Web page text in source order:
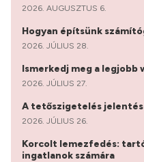
2026. AUGUSZTUS 6.
Hogyan építsünk
2026. JÚLIUS 28.
Ismerkedj meg a legjobb
2026. JÚLIUS 27.
A tetőszigetelés
2026. JÚLIUS 26.
Korcolt lemezfedés:
ingatlanok számára